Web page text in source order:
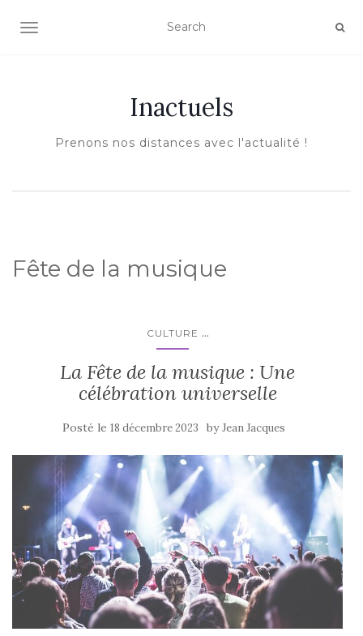
AFFICHER/MASQUER LA NAVIGATION
Inactuels
Prenons nos distances avec l'actualité !
Fête de la musique
CULTURE ...
La Fête de la musique : Une
célébration universelle
Posté le 18 décembre 2023 byJean Jacques